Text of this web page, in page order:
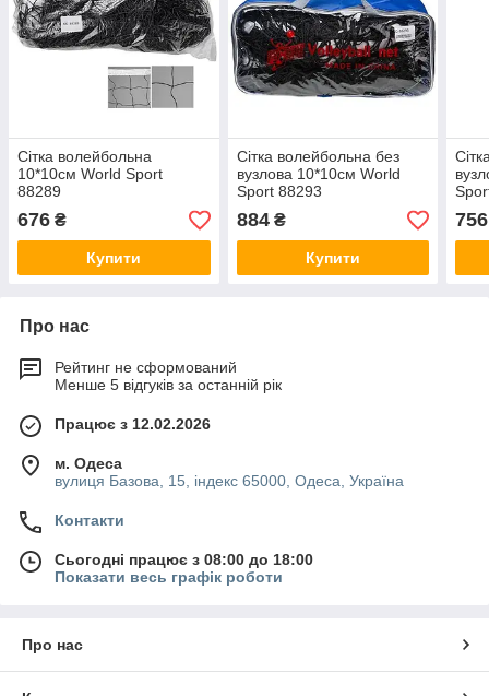
Сітка волейбольна
10*10см World Sport
88289
676 ₴
Купити
Сітка волейбольна без
вузлова 10*10см World
Sport 88293
884₴
Купити
756
Про нас
Рейтинг не сформований
Менше 5 відгуків за останній рік
Працює з 12.02.2026
м. Одеса
вулиця Базова, 15, індекс 65000, Одеса, Україна
Контакти
Сьогодні працює з 08:00 до 18:00
Показати весь графік роботи
Про нас